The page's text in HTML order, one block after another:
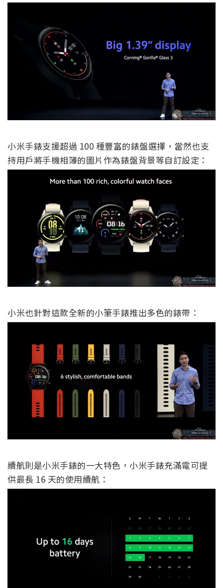
小米手錶支援超過 100 種豐富的錶盤選擇，當然也支
持用戶將手機相簿的圖片作為錶盤背景等自訂設定：
小米也針對這款全新的小筆手錶推出多色的錶帶：
續航則是小米手錶的一大特色，小米手錶充滿電可提
供最長 16 天的使用續航：